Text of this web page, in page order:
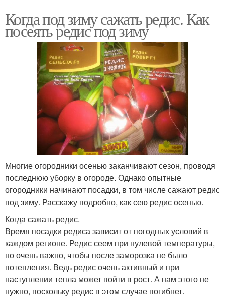
Когда под зиму сажать редис. Как
посеять редис под зиму
Многие огородники осенью заканчивают сезон, проводя
последнюю уборку в огороде. Однако опытные
огородники начинают посадки, в том числе сажают редис
под зиму. Расскажу подробно, как сею редис осенью.
Когда сажать редис.
Время посадки редиса зависит от погодных условий в
каждом регионе. Редис сеем при нулевой температуры,
но очень важно, чтобы после заморозка не было
потепления. Ведь редис очень активный и при
наступлении тепла может пойти в рост. А нам этого не
нужно, поскольку редис в этом случае погибнет.